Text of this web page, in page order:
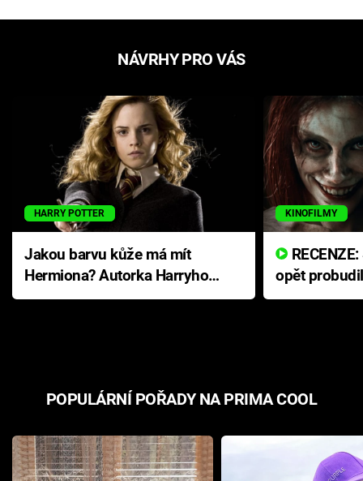
NÁVRHY PRO VÁS
HARRY POTTER
Jakou barvu kůže má mít
Hermiona? Autorka Harryho
Pottera přišla s ráznou
KINOFILMY
opět
přichází s
POPULÁRNÍ POŘADY NA PRIMA COOL